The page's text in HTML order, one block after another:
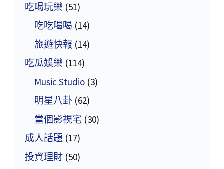
吃喝玩樂 (51)
吃吃喝喝 (14)
旅遊快報 (14)
吃瓜娛樂 (114)
Music Studio (3)
明星八卦 (62)
當個影視宅 (30)
成人話題 (17)
投資理財 (50)